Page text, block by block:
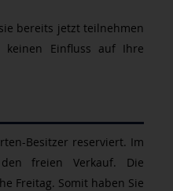
bereits jetzt teilnehmen
Einfluss auf Ihre
Besitzer reserviert. Im
freien Verkauf. Die
Freitag. Somit haben Sie